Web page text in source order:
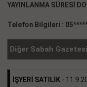
YAYINLANMA SÜRESİ
Telefon Bilgileri :
Diğer Sabah
İŞYERİ SATILIK -